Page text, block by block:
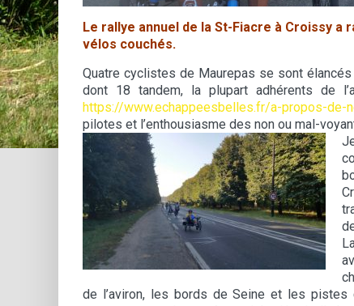
Le rallye annuel de la St-Fiacre à Croissy
vélos couchés.
Quatre cyclistes de Maurepas se sont
dont 18 tandem, la plupart adhérents de
https://www.echappeesbelles.fr/a-propos-de-
pilotes et l’enthousiasme des non ou mal-
de l’aviron, les bords de Seine et les